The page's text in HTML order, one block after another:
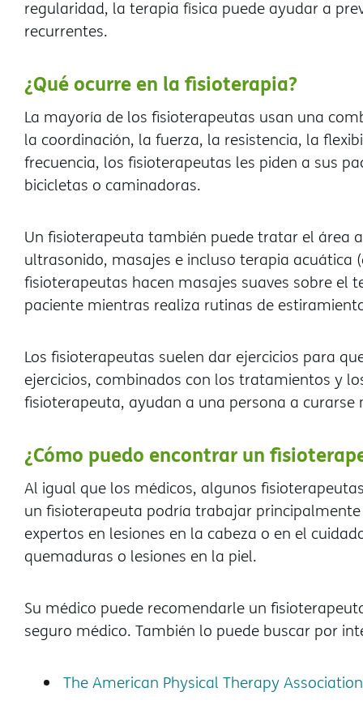
regularidad, la terapia física puede ayudar a
recurrentes.
¿Qué ocurre en la fisioterapia?
La mayoría de los fisioterapeutas usan una
la coordinación, la fuerza, la resistencia, la
frecuencia, los fisioterapeutas les piden a sus
bicicletas o caminadoras.
Un fisioterapeuta también puede tratar el área
ultrasonido, masajes e incluso terapia acuática
fisioterapeutas hacen masajes suaves sobre el
paciente mientras realiza rutinas de
Los fisioterapeutas suelen dar ejercicios para
ejercicios, combinados con los tratamientos y
fisioterapeuta, ayudan a una persona a
¿Cómo puedo encontrar un
Al igual que los médicos, algunos
un fisioterapeuta podría trabajar
expertos en lesiones en la cabeza o en el
quemaduras o lesiones en la piel.
Su médico puede recomendarle un
seguro médico. También lo puede buscar por
The American Physical Therapy Association